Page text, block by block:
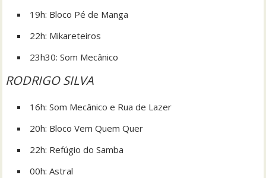
19h: Bloco Pé de Manga
22h: Mikareteiros
23h30: Som Mecânico
RODRIGO SILVA
16h: Som Mecânico e Rua de Lazer
20h: Bloco Vem Quem Quer
22h: Refúgio do Samba
00h: Astral